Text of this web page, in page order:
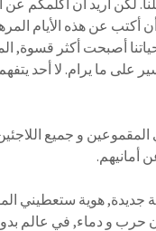
لكن أريد أن أكلمكم
عن هذه الأيام
أصبحت أكثر قسوة,
على ما يرام. لا أحد
المقموعين و جميع
أمانيهم.
جديدة, هوية ستعطيني
و دماء, في عالم